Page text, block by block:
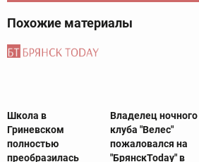
Похожие материалы
Школа в
Гриневском
полностью
преобразилась
Владелец ночного
клуба "Велес"
пожаловался на
"БрянскToday" в